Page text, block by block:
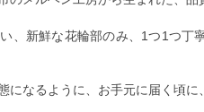
、新鮮な花輪部のみ、1つ1つ丁
になるように、お手元に届く頃に